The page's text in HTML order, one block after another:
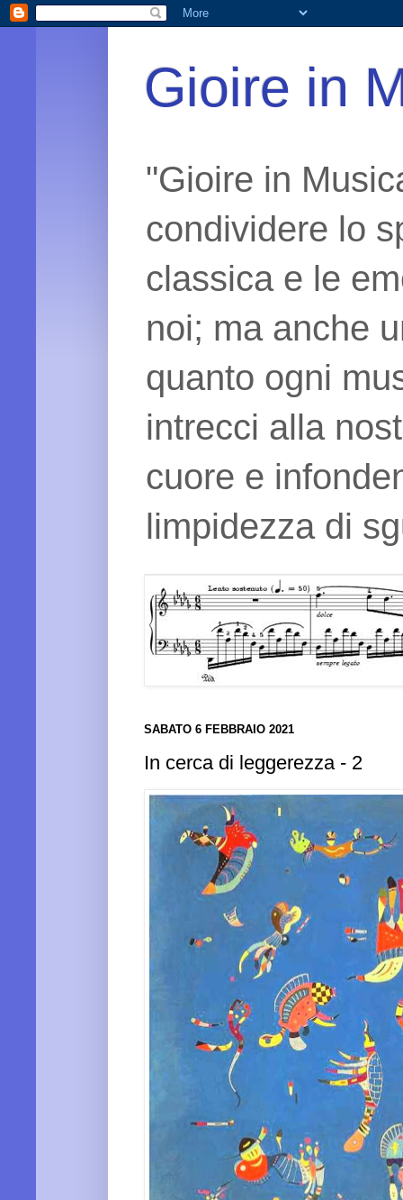
Gioire in
"Gioire in
condividere lo
classica e le
noi; ma anche
quanto ogni
intrecci alla
cuore e
limpidezza di
SABATO 6 FEBBRAIO 2021
In cerca di leggerezza - 2